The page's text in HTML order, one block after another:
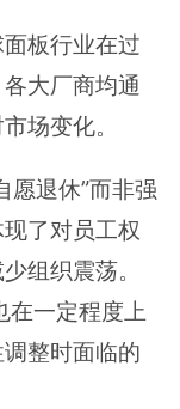
板行业在过
大厂商均通
场变化。
愿退休”而非强
了对员工权
组织震荡。
在一定程度上
整时面临的